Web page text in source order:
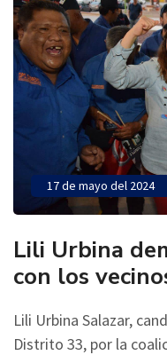
17 de mayo del 2024
Lili Urbina
con los
Lili Urbina Salazar,
Distrito 33, por la